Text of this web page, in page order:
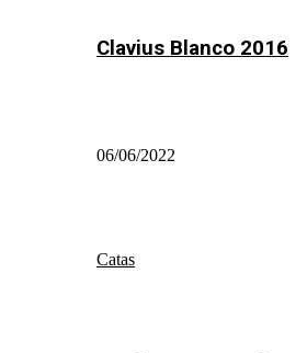
Clavius Blanco 2016
06/06/2022
Catas